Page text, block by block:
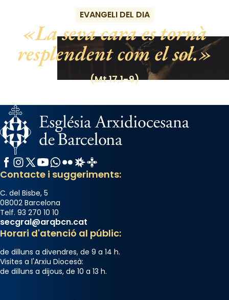
EVANGELI DEL DIA
La seva cara es tornà
resplendent com el sol.
(Mt 17,1-9)
Facebook
Instagram
X / Twitter
YouTube
WhatsApp
FlickrRadio Estel
Catalunya Cristiana
Contacte i suggeriments:
C. del Bisbe, 5
08002 Barcelona
Telf. 93 270 10 10
secgral@arqbcn.cat
Horari d'atenció al públic:
de dilluns a divendres, de 9 a 14 h.
Visites a l'Arxiu Diocesà:
de dilluns a dijous, de 10 a 13 h.